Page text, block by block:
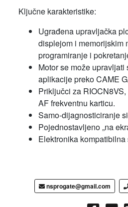
Ključne karakteristike:
Ugrađena upravljačka
displejom i memorijskim
programiranje i
Motor se može
aplikacije preko CAME
Priključci za
AF frekventnu karticu.
Samo-dijagnosticiranje
Pojednostavljeno „na
Elektronika
nsprogate@gmail.com